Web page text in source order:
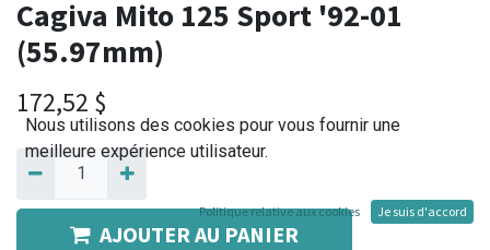
Cagiva Mito 125 Sport '92-01
(55.97mm)
172,52 $
AJOUTER AU PANIER
Nous utilisons des cookies pour vous fournir une
meilleure expérience utilisateur.
Politique relative aux cookies Je suis d'accord